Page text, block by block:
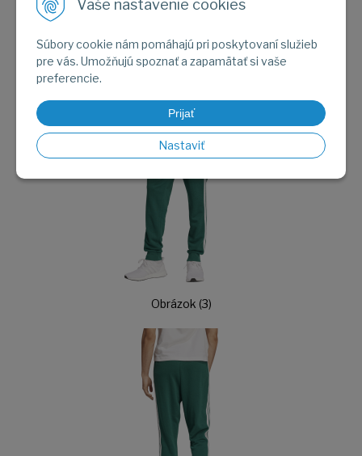
Vaše nastavenie cookies
Súbory cookie nám pomáhajú pri poskytovaní služieb
pre vás. Umožňujú spoznať a zapamätať si vaše
preferencie.
Prijať
Nastaviť
Obrázok (2)
Obrázok (3)